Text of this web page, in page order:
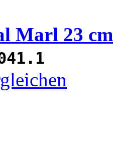
Marl 23 cm